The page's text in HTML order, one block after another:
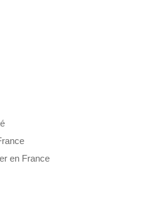
en France